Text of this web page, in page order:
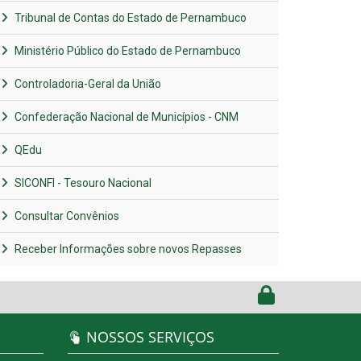
Tribunal de Contas do Estado de Pernambuco
Ministério Público do Estado de Pernambuco
Controladoria-Geral da União
Confederação Nacional de Municípios - CNM
QEdu
SICONFI - Tesouro Nacional
Consultar Convênios
Receber Informações sobre novos Repasses
NOSSOS SERVIÇOS